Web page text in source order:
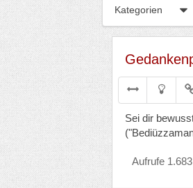
Kategorien
Sei dir
Aufrufe 1.683